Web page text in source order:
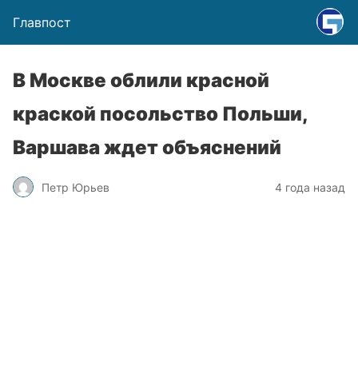
Главпост
В Москве облили красной
краской посольство Польши,
Варшава ждет объяснений
Петр Юрьев 4 года назад